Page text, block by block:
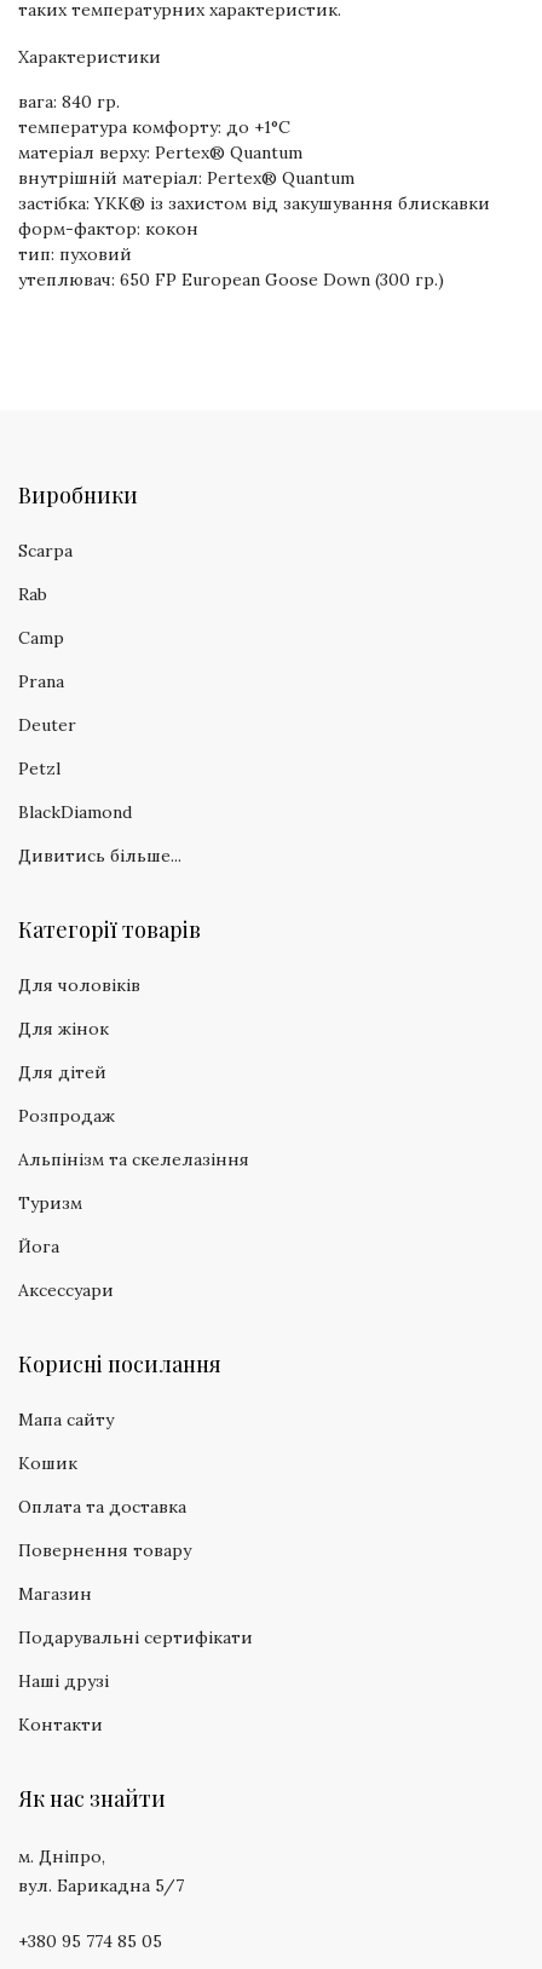
таких температурних характеристик.
Характеристики
вага: 840 гр.
температура комфорту: до +1°C
матеріал верху: Pertex® Quantum
внутрішній матеріал: Pertex® Quantum
застібка: YKK® із захистом від закушування блискавки
форм-фактор: кокон
тип: пуховий
утеплювач: 650 FP European Goose Down (300 гр.)
Виробники
Scarpa
Rab
Camp
Prana
Deuter
Petzl
BlackDiamond
Дивитись більше...
Категорії товарів
Для чоловіків
Для жінок
Для дітей
Розпродаж
Альпінізм та скелелазіння
Туризм
Йога
Аксессуари
Корисні посилання
Мапа сайту
Кошик
Оплата та доставка
Повернення товару
Магазин
Подарувальні сертифікати
Наші друзі
Контакти
Як нас знайти
м. Дніпро,
вул. Барикадна 5/7
+380 95 774 85 05